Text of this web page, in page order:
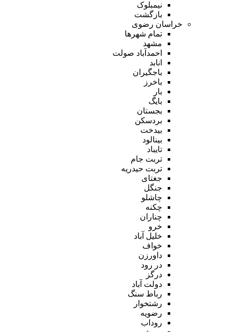
نیمبلوک
بازگشت
خراسان رضوی
تمام شهر‌ها
مشهد
احمدآباد صولت
انابد
باجگیران
باخرز
بار
بایگ
بجستان
بردسکن
بیدخت
بینالود
تایباد
تربت جام
تربت حیدریه
جغتای
جنگل
چاشلو
چکنه
چناران
خرو
خلیل آباد
خواف
داورزن
در رود
درگز
دولت آباد
رباط سنگ
رشتخوار
رضویه
روداب